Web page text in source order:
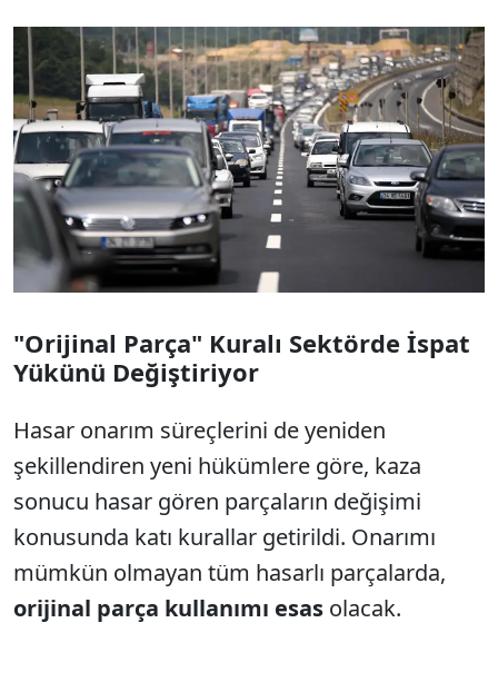
"Orijinal Parça" Kuralı Sektörde İspat
Yükünü Değiştiriyor
Hasar onarım süreçlerini de yeniden
şekillendiren yeni hükümlere göre, kaza
sonucu hasar gören parçaların değişimi
konusunda katı kurallar getirildi. Onarımı
mümkün olmayan tüm hasarlı parçalarda,
orijinal parça kullanımı esas olacak.